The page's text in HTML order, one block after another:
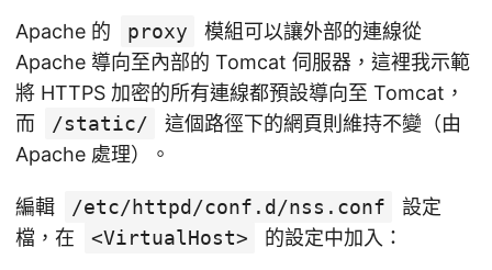
Apache 的 proxy
模組可以讓外部的連線從
Apache 導向至內部的 Tomcat 伺服器，這裡我示範
將 HTTPS 加密的所有連線都預設導向至 Tomcat，
而
/static/
這個路徑下的網頁則維持不變（由
Apache 處理）。
編輯 /etc/httpd/conf.d/nss.conf
設定
檔，在
<VirtualHost> 的設定中加入：